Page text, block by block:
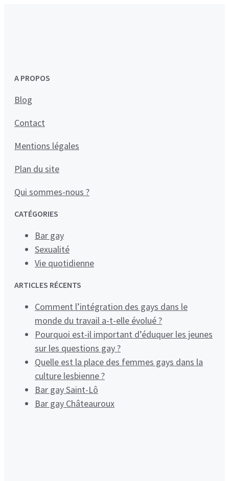
A PROPOS
Blog
Contact
Mentions légales
Plan du site
Qui sommes-nous ?
CATÉGORIES
Bar gay
Sexualité
Vie quotidienne
ARTICLES RÉCENTS
Comment l’intégration des gays dans le
monde du travail a-t-elle évolué ?
Pourquoi est-il important d’éduquer les jeunes
sur les questions gay ?
Quelle est la place des femmes gays dans la
culture lesbienne ?
Bar gay Saint-Lô
Bar gay Châteauroux